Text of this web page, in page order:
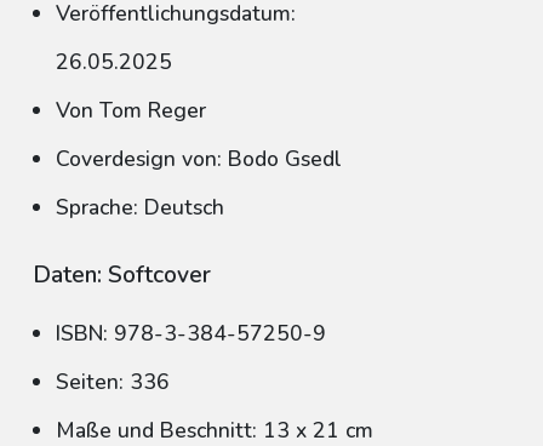
Veröffentlichungsdatum:
26.05.2025
Von Tom Reger
Coverdesign von: Bodo Gsedl
Sprache: Deutsch
Daten: Softcover
ISBN: 978-3-384-57250-9
Seiten: 336
Maße und Beschnitt: 13 x 21 cm